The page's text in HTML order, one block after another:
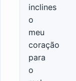
inclines
o
meu
coração
para
o